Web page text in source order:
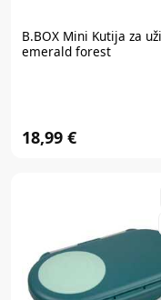
B.BOX Mini Kutija za
emerald forest
18,99 €